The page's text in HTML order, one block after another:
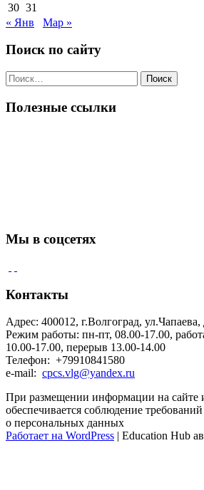
30 31
« Янв
Мар »
Поиск по сайту
Поиск
по:
Полезные ссылки
Мы в соцсетях
Контакты
Адрес: 400012, г.Волгоград, ул.Чапаева,
Режим работы: пн-пт, 08.00-17.00,
10.00-17.00, перерыв 13.00-14.00
Телефон: +79910841580
e-mail: cpcs.vlg@yandex.ru
При размещении информации на сайте
обеспечивается соблюдение
о персональных данных
Работает на WordPress | Education Hub